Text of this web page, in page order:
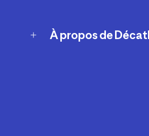
À propos de